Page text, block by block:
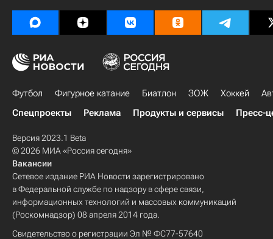
Футбол Фигурное катание Биатлон ЗОЖ Хоккей
Спецпроекты
Реклама Продукты и сервисы Пресс-
Версия 2023.1 Beta
© 2026 МИА «Россия сегодня»
Вакансии
Сетевое издание РИА Новости зарегистрировано
в Федеральной службе по надзору в сфере связи,
информационных технологий и массовых коммуникаций
(Роскомнадзор) 08 апреля 2014 года.
Свидетельство о регистрации Эл № ФС77-57640